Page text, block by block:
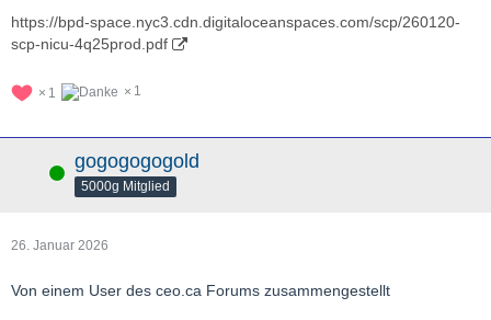
https://bpd-space.nyc3.cdn.digitaloceanspaces.com/scp/260120-
scp-nicu-4q25prod.pdf
1 1
Online gogogogogold
5000g Mitglied
26. Januar 2026
Von einem User des ceo.ca Forums zusammengestellt